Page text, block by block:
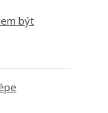
být